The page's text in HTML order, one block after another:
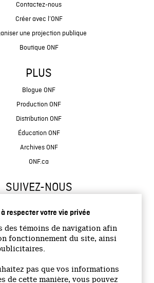
à respecter votre vie privée
des témoins de navigation afin
fonctionnement du site, ainsi
pas que vos informations
de cette manière, vous pouvez
Contactez-nous
Créer avec l’ONF
une projection publique
Boutique ONF
PLUS
Blogue ONF
Production ONF
Distribution ONF
Éducation ONF
Archives ONF
ONF.ca
SUIVEZ-NOUS
Site institutionnel